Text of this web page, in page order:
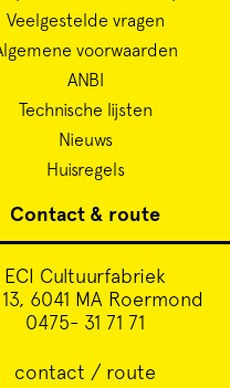
Veelgestelde vragen
voorwaarden
ANBI
Technische lijsten
Nieuws
Huisregels
Contact & route
ECI Cultuurfabriek
6041 MA Roermond
0475- 31 71 71
contact / route